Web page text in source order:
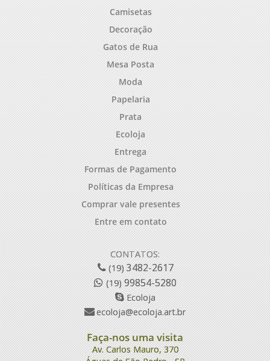
Camisetas
Decoração
Gatos de Rua
Mesa Posta
Moda
Papelaria
Prata
Ecoloja
Entrega
Formas de Pagamento
Políticas da Empresa
Comprar vale presentes
Entre em contato
CONTATOS:
(19)3482-2617
(19)99854-5280
Ecoloja
ecoloja@ecoloja.art.br
Faça-nos uma visita
Av. Carlos Mauro, 370